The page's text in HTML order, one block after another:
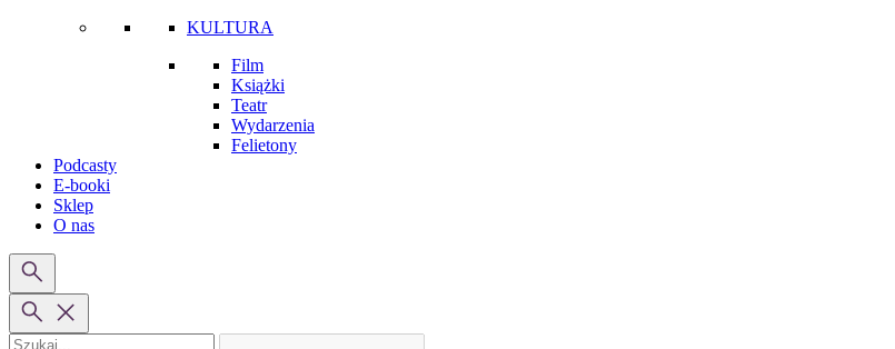
KULTURA
Film
Książki
Teatr
Wydarzenia
Felietony
Podcasty
E-booki
Sklep
O nas